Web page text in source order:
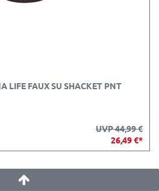
LIFE FAUX SU SHACKET PNT
UVP 44,99 €
26,49 €*